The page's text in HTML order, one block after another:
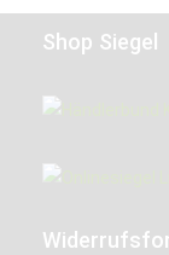
Shop Siegel